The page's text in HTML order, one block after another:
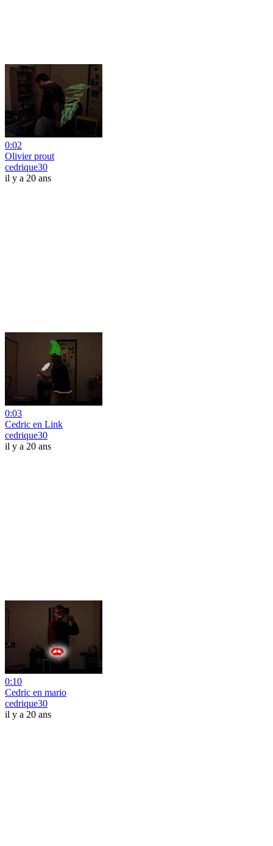
0:02
Olivier prout
cedrique30
il y a 20 ans
0:03
Cedric en Link
cedrique30
il y a 20 ans
0:10
Cedric en mario
cedrique30
il y a 20 ans